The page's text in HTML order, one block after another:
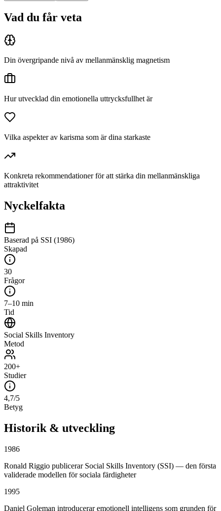
Vad du får veta
Din övergripande nivå av mellanmänsklig magnetism
Hur utvecklad din emotionella uttrycksfullhet är
Vilka aspekter av karisma som är dina starkaste
Konkreta rekommendationer för att stärka din mellanmänskliga
attraktivitet
Nyckelfakta
Baserad på SSI (1986)
Skapad
30
Frågor
7–10 min
Tid
Social Skills Inventory
Metod
200+
Studier
4,7/5
Betyg
Historik & utveckling
1986
Ronald Riggio publicerar Social Skills Inventory (SSI) — den första
validerade modellen för sociala färdigheter
1995
Daniel Goleman introducerar emotionell intelligens som grunden för